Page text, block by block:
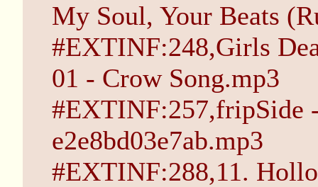
My Soul, Your Beats
#EXTINF:248,Girls
01 - Crow Song.mp3
#EXTINF:257,fripSide
e2e8bd03e7ab.mp3
#EXTINF:288,11.